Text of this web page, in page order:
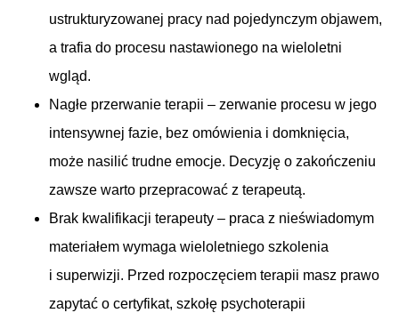
ustrukturyzowanej pracy nad pojedynczym objawem,
a trafia do procesu nastawionego na wieloletni
wgląd.
Nagłe przerwanie terapii – zerwanie procesu w jego
intensywnej fazie, bez omówienia i domknięcia,
może nasilić trudne emocje. Decyzję o zakończeniu
zawsze warto przepracować z terapeutą.
Brak kwalifikacji terapeuty – praca z nieświadomym
materiałem wymaga wieloletniego szkolenia
i superwizji. Przed rozpoczęciem terapii masz prawo
zapytać o certyfikat, szkołę psychoterapii